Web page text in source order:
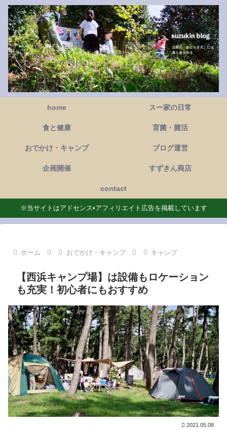
home スー家の日常
食と健康 育菌・菌活
おでかけ・キャンプ ブログ運営
企画開催 すずきん商店
contact
※当サイトはアドセンス•アフィリエイト広告を掲載しています
ホーム おでかけ・キャンプ キャンプ
【西浜キャンプ場】は設備もロケーション
も充実！初心者にもおすすめ
2021.05.08